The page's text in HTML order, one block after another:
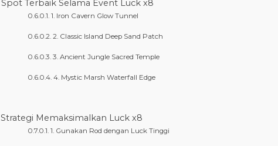
Spot Terbaik Selama Event Luck x8
1. Iron Cavern Glow Tunnel
2. Classic Island Deep Sand Patch
3. Ancient Jungle Sacred Temple
4. Mystic Marsh Waterfall Edge
Strategi Memaksimalkan Luck x8
1. Gunakan Rod dengan Luck Tinggi